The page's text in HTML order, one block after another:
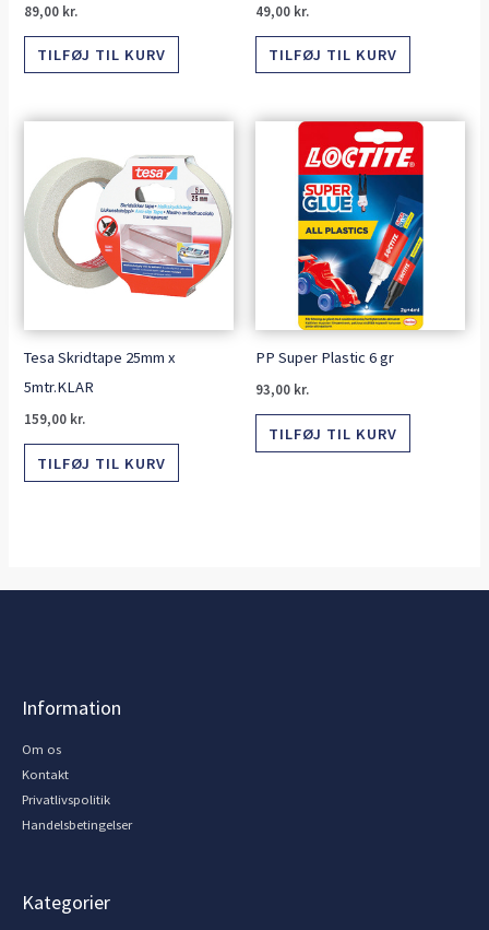
89,00 kr.
TILFØJ TIL KURV
49,00 kr.
TILFØJ TIL KURV
Tesa Skridtape 25mm x
5mtr.KLAR
159,00 kr.
TILFØJ TIL KURV
PP Super Plastic 6 gr
93,00 kr.
TILFØJ TIL KURV
Information
Om os
Kontakt
Privatlivspolitik
Handelsbetingelser
Kategorier